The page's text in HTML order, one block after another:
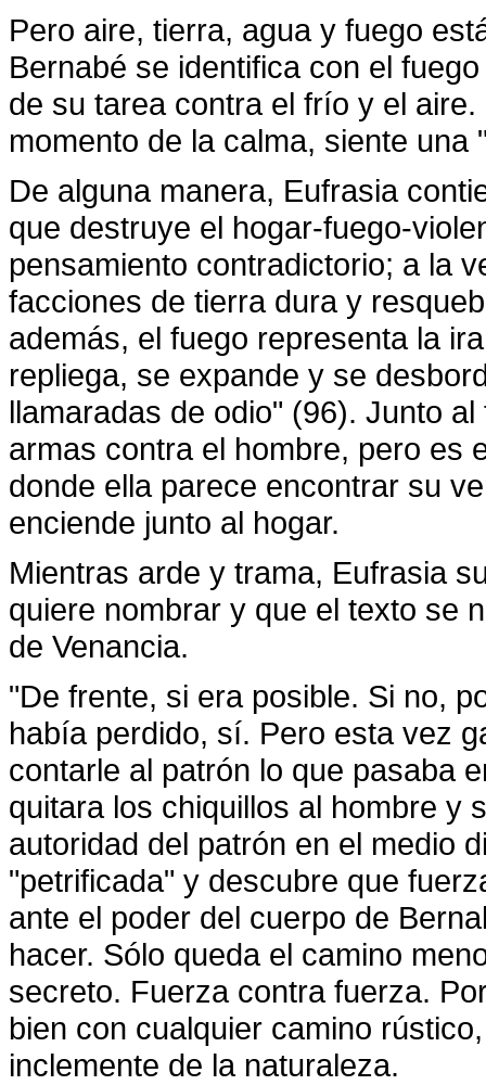
Pero aire, tierra, agua y fuego
Bernabé se identifica con el
de su tarea contra el frío y el
momento de la calma, siente una
De alguna manera, Eufrasia
que destruye el hogar-fuego-
pensamiento contradictorio; a la
facciones de tierra dura y
además, el fuego representa la
repliega, se expande y se
llamaradas de odio" (96). Junto
armas contra el hombre, pero es
donde ella parece encontrar su
enciende junto al hogar.
Mientras arde y trama, Eufrasia
quiere nombrar y que el texto se
de Venancia.
"De frente, si era posible. Si no,
había perdido, sí. Pero esta vez
contarle al patrón lo que pasaba
quitara los chiquillos al hombre y
autoridad del patrón en el medio
"petrificada" y descubre que
ante el poder del cuerpo de
hacer. Sólo queda el camino
secreto. Fuerza contra fuerza.
bien con cualquier camino
inclemente de la naturaleza.